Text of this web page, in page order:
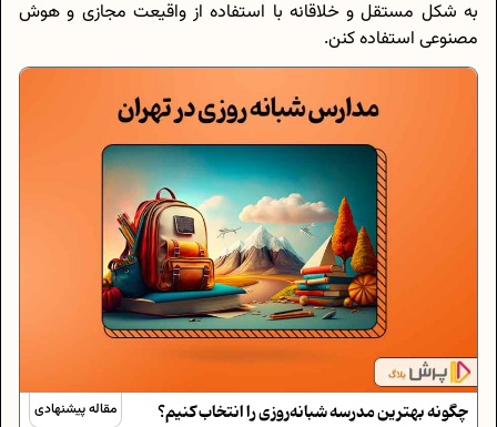
به شکل مستقل و خلاقانه با استفاده از واقیعت مجازی و هوش
مصنوعی استفاده کنن.
مقاله پیشنهادی چگونه بهترین مدرسه شبانه‌روزی را انتخاب کنیم؟